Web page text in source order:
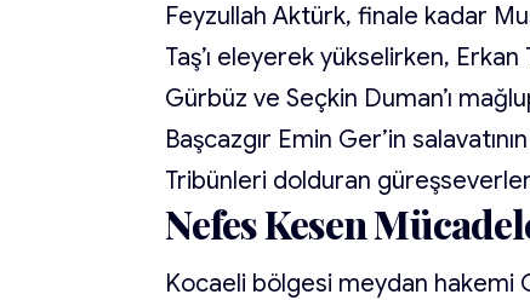
Feyzullah Aktürk, finale kadar
Taş’ı eleyerek yükselirken,
Gürbüz ve Seçkin Duman’ı
Başcazgır Emin Ger’in
Tribünleri dolduran
Nefes Kesen
Kocaeli bölgesi meydan hakemi